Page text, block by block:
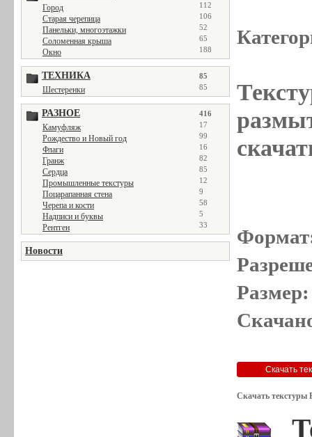
Город 112
Старая черепица 106
Панельки, многоэтажки 52
Соломенная крыша 65
Окно 188
ТЕХНИКА 85
Шестеренки 85
РАЗНОЕ 416
Камуфляж 17
Рождество и Новый год 99
Флаги 16
Гранж 82
Сердца 85
Промышленные текстуры 12
Поцарапанная стена 9
Черепа и кости 58
Надписи и буквы 5
Рентген 33
Новости
Скачать текстуры